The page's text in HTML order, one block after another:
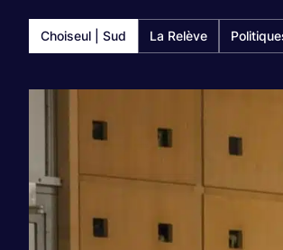
Choiseul | Sud La Relève